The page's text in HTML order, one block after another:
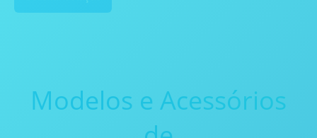
Modelos e Acessórios